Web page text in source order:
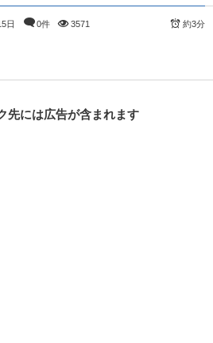
日 0件 3571 約3分
先には広告が含まれます